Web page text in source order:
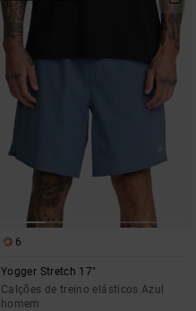
6
Yogger Stretch 17"
Calções de treino elásticos Azul
homem